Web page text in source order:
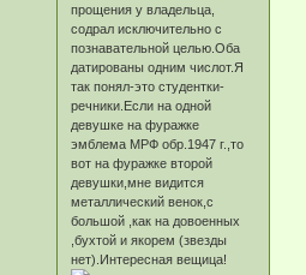
прощения у владельца,
содрал исключительно с
познавательной целью.Оба
датированы одним числот.Я
так понял-это студентки-
речники.Если на одной
девушке на фуражке
эмблема МРФ обр.1947 г.,то
вот на фуражке второй
девушки,мне видится
металлический венок,с
большой ,как на довоенных
,бухтой и якорем (звезды
нет).Интересная вещица!